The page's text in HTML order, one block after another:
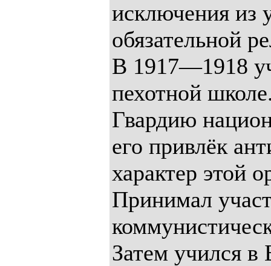
исключения из
обязательной
В 1917—1918
пехотной
Гвардию
его привлёк
характер этой
Принимал
Затем учился